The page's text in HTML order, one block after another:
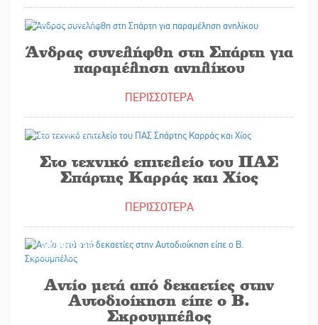
Άνδρας συνελήφθη στη Σπάρτη για
παραμέληση ανηλίκου
ΠΕΡΙΣΣΟΤΕΡΑ
Στο τεχνικό επιτελείο του ΠΑΣ
Σπάρτης Καρράς και Χίος
ΠΕΡΙΣΣΟΤΕΡΑ
28/08/2025
Αντίο μετά από δεκαετίες στην
Αυτοδιοίκηση είπε ο Β.
Σκρουμπέλος